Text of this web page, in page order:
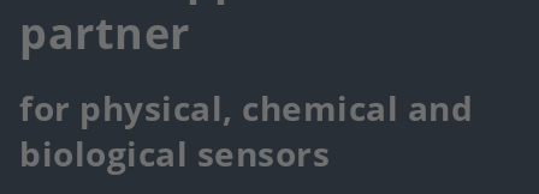
partner
for physical, chemical and
biological sensors